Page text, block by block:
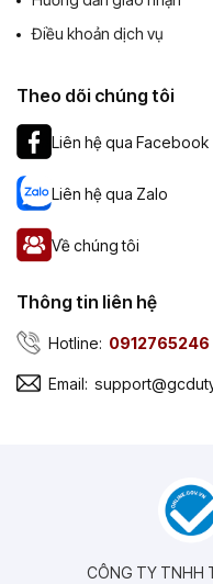
Điều khoản dịch vụ
Theo dõi chúng tôi
Liên hệ qua Facebook
Liên hệ qua Zalo
Về chúng tôi
Thông tin liên hệ
Hotline: 0912765246
Email:
CÔNG TY TNHH